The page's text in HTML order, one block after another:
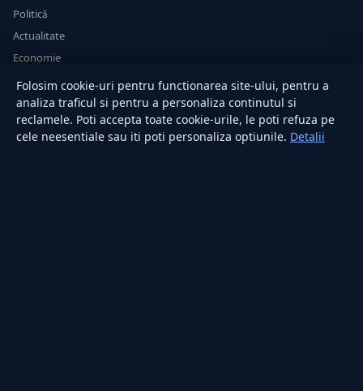
Politică
Actualitate
Economie
Sănătate
Utile
RUBRICI
Folosim cookie-uri pentru functionarea site-ului, pentru a
analiza traficul si pentru a personaliza continutul si
reclamele. Poti accepta toate cookie-urile, le poti refuza pe
cele neesentiale sau iti poti personaliza optiunile. Detalii